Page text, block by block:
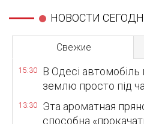
НОВОСТИ
Свежие
15:30
В Одесі автомобіль
землю просто під
13:30
Эта ароматная
способна